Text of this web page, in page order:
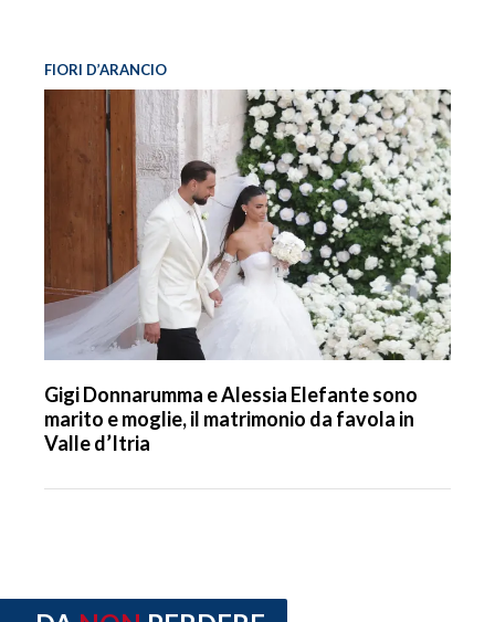
FIORI D’ARANCIO
Gigi Donnarumma e Alessia Elefante sono
marito e moglie, il matrimonio da favola in
Valle d’Itria